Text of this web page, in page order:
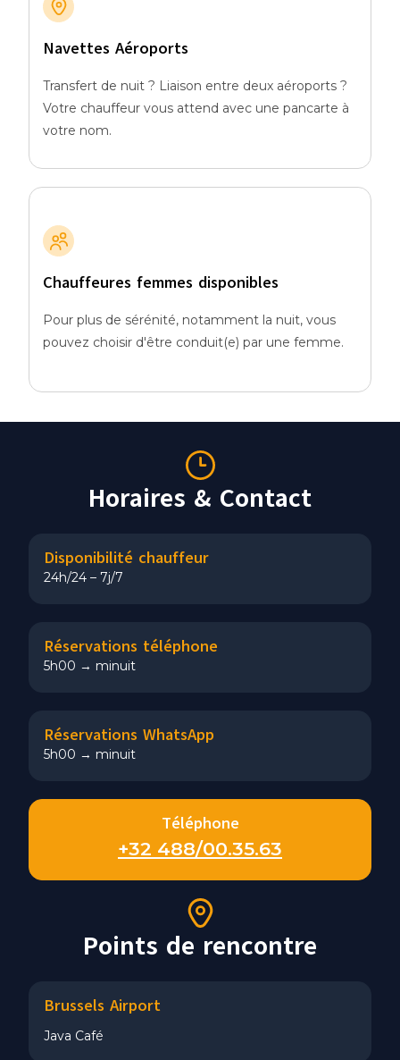
Navettes Aéroports
Transfert de nuit ? Liaison entre deux aéroports ?
Votre chauffeur vous attend avec une pancarte à
votre nom.
Chauffeures femmes disponibles
Pour plus de sérénité, notamment la nuit, vous
pouvez choisir d'être conduit(e) par une femme.
Horaires & Contact
Disponibilité chauffeur
24h/24 – 7j/7
Réservations téléphone
5h00 → minuit
Réservations WhatsApp
5h00 → minuit
Téléphone
+32 488/00.35.63
Points de rencontre
Brussels Airport
Java Café